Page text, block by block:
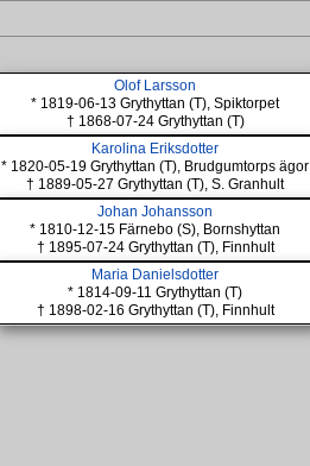
Olof Larsson
* 1819-06-13 Grythyttan (T), Spiktorpet
† 1868-07-24 Grythyttan (T)
Karolina Eriksdotter
* 1820-05-19 Grythyttan (T), Brudgumtorps ägor
† 1889-05-27 Grythyttan (T), S. Granhult
Johan Johansson
* 1810-12-15 Färnebo (S), Bornshyttan
† 1895-07-24 Grythyttan (T), Finnhult
Maria Danielsdotter
* 1814-09-11 Grythyttan (T)
† 1898-02-16 Grythyttan (T), Finnhult